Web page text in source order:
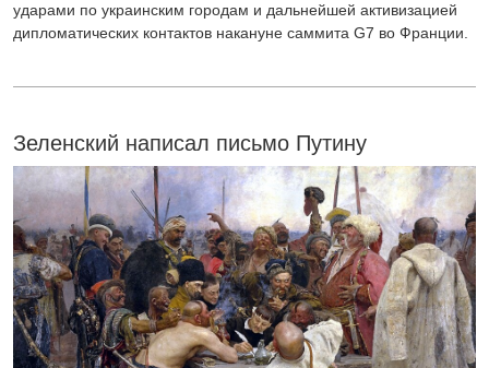
ударами по украинским городам и дальнейшей активизацией
дипломатических контактов накануне саммита G7 во Франции.
Зеленский написал письмо Путину